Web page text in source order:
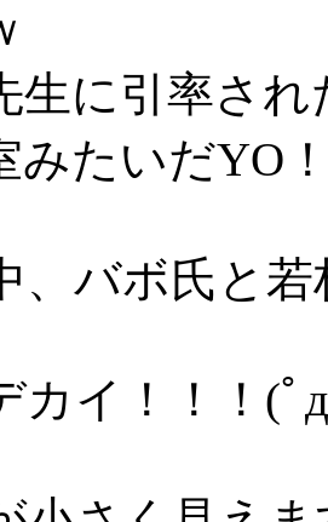
生に引率さ
みたいだYO
、バボ氏と
カイ！！！(ﾟ